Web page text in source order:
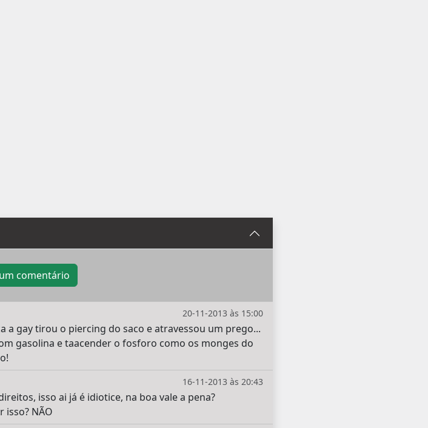
comentário
20-11-2013 às 15:00
a gay tirou o piercing do saco e atravessou um prego...
gasolina e taacender o fosforo como os monges do
16-11-2013 às 20:43
isso ai já é idiotice, na boa vale a pena?
NÃO